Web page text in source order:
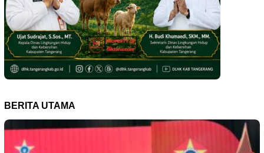
BERITA UTAMA